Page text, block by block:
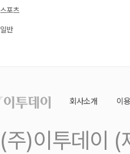
스포츠
일반
회사소개 이
(주)이투데이